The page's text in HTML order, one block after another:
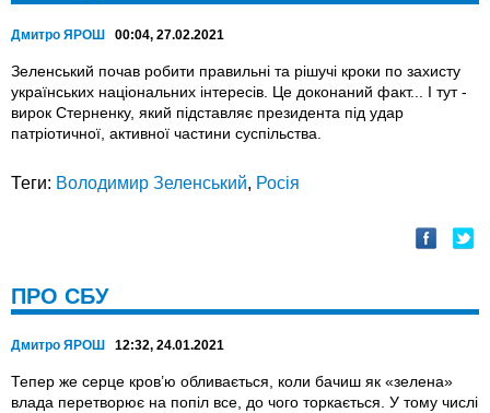
Дмитро ЯРОШ 00:04, 27.02.2021
Зеленський почав робити правильні та рішучі кроки по захисту
українських національних інтересів. Це доконаний факт... І тут -
вирок Стерненку, який підставляє президента під удар
патріотичної, активної частини суспільства.
Теги: Володимир Зеленський, Росія
ПРО СБУ
Дмитро ЯРОШ 12:32, 24.01.2021
Тепер же серце кров’ю обливається, коли бачиш як «зелена»
влада перетворює на попіл все, до чого торкається. У тому числі